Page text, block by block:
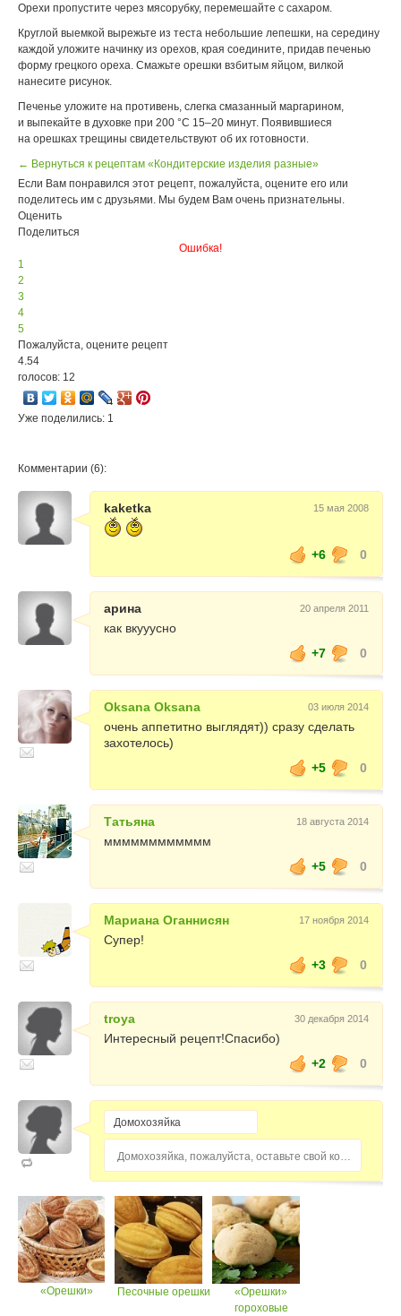
Орехи пропустите через мясорубку, перемешайте с сахаром.
Круглой выемкой вырежьте из теста небольшие лепешки, на середину
каждой уложите начинку из орехов, края соедините, придав печенью
форму грецкого ореха. Смажьте орешки взбитым яйцом, вилкой
нанесите рисунок.
Печенье уложите на противень, слегка смазанный маргарином,
и выпекайте в духовке при 200 °С 15–20 минут. Появившиеся
на орешках трещины свидетельствуют об их готовности.
← Вернуться к рецептам «Кондитерские изделия разные»
Если Вам понравился этот рецепт, пожалуйста, оцените его или
поделитесь им с друзьями. Мы будем Вам очень признательны.
Оценить
Поделиться
Ошибка!
1
2
3
4
5
Пожалуйста, оцените рецепт
4.54
голосов: 12
Уже поделились: 1
Комментарии (6):
kaketka 15 мая 2008
+6 0
арина 20 апреля 2011
как вкууусно
+7
0
Oksana Oksana 03 июля 2014
очень аппетитно выглядят)) сразу сделать
захотелось)
+5
0
Татьяна 18 августа 2014
мммммммммммм
+5
0
Мариана Оганнисян 17 ноября 2014
Супер!
+3
0
troya 30 декабря 2014
Интересный рецепт!Спасибо)
+2
0
Домохозяйка, пожалуйста, оставьте свой комментарий...
«Орешки» Песочные орешки
«Орешки»
гороховые